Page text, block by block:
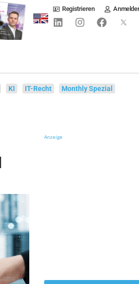
Registrieren
KI IT-Recht Monthly Spezial
Anzeige